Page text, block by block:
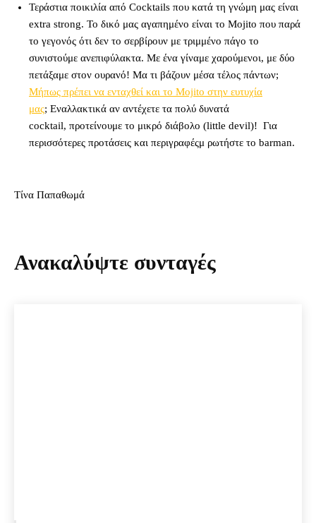
Τεράστια ποικιλία από Cocktails που κατά τη γνώμη μας είναι
extra strong. Το δικό μας αγαπημένο είναι το Mojito που παρά
το γεγονός ότι δεν το σερβίρουν με τριμμένο πάγο το
συνιστούμε ανεπιφύλακτα. Με ένα γίναμε χαρούμενοι, με δύο
πετάξαμε στον ουρανό! Μα τι βάζουν μέσα τέλoς πάντων;
Μήπως πρέπει να ενταχθεί και το Mojito στην ευτυχία
μας; Εναλλακτικά αν αντέχετε τα πολύ δυνατά
cocktail, προτείνουμε το μικρό διάβολο (little devil)! Για
περισσότερες προτάσεις και περιγραφέςμ ρωτήστε το barman.
Τίνα Παπαθωμά
Ανακαλύψτε συνταγές